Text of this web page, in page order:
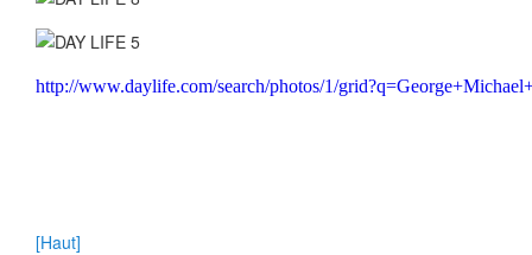
http://www.daylife.com/search/photos/1/
[Haut]